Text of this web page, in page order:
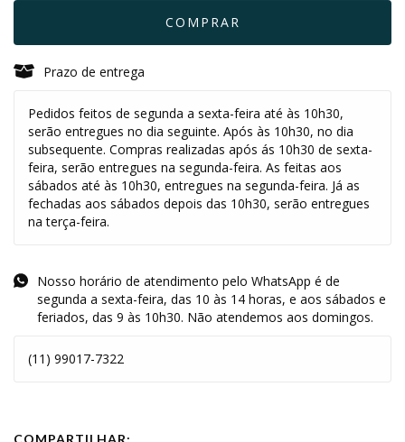
Prazo de entrega
Pedidos feitos de segunda a sexta-feira até às 10h30,
serão entregues no dia seguinte. Após às 10h30, no dia
subsequente. Compras realizadas após ás 10h30 de sexta-
feira, serão entregues na segunda-feira. As feitas aos
sábados até às 10h30, entregues na segunda-feira. Já as
fechadas aos sábados depois das 10h30, serão entregues
na terça-feira.
Nosso horário de atendimento pelo WhatsApp é de
segunda a sexta-feira, das 10 às 14 horas, e aos sábados e
feriados, das 9 às 10h30. Não atendemos aos domingos.
(11) 99017-7322
COMPARTILHAR: